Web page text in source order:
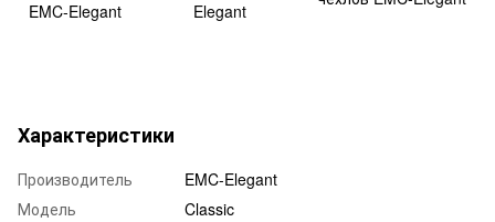
Характеристики
Производитель
EMC-Elegant
Модель
Classic